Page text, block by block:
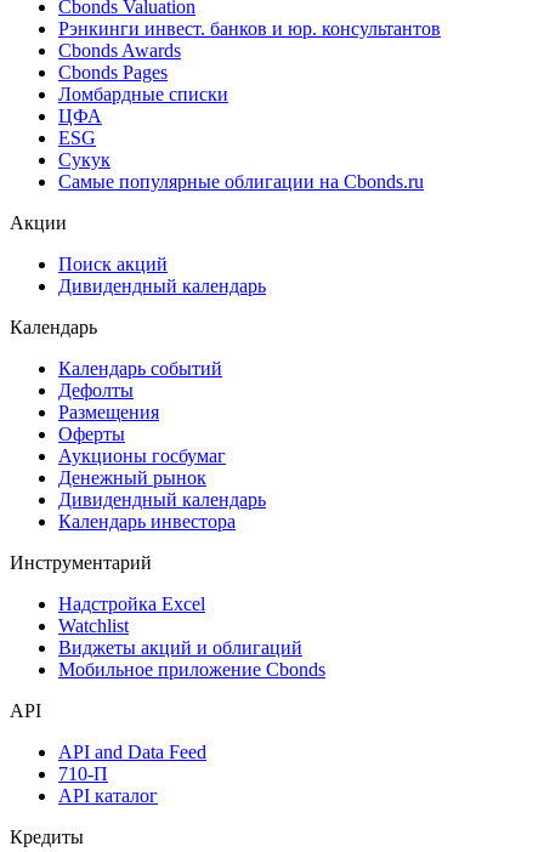
Cbonds Valuation
Рэнкинги инвест. банков и юр. консультантов
Cbonds Awards
Cbonds Pages
Ломбардные списки
ЦФА
ESG
Сукук
Самые популярные облигации на Cbonds.ru
Акции
Поиск акций
Дивидендный календарь
Календарь
Календарь событий
Дефолты
Размещения
Оферты
Аукционы госбумаг
Денежный рынок
Дивидендный календарь
Календарь инвестора
Инструментарий
Надстройка Excel
Watchlist
Виджеты акций и облигаций
Мобильное приложение Cbonds
API
API and Data Feed
710-П
API каталог
Кредиты